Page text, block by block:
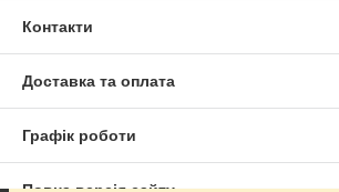
Контакти
Доставка та оплата
Графік роботи